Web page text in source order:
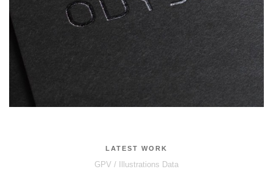
LATEST WORK
GPV / Illustrations Data